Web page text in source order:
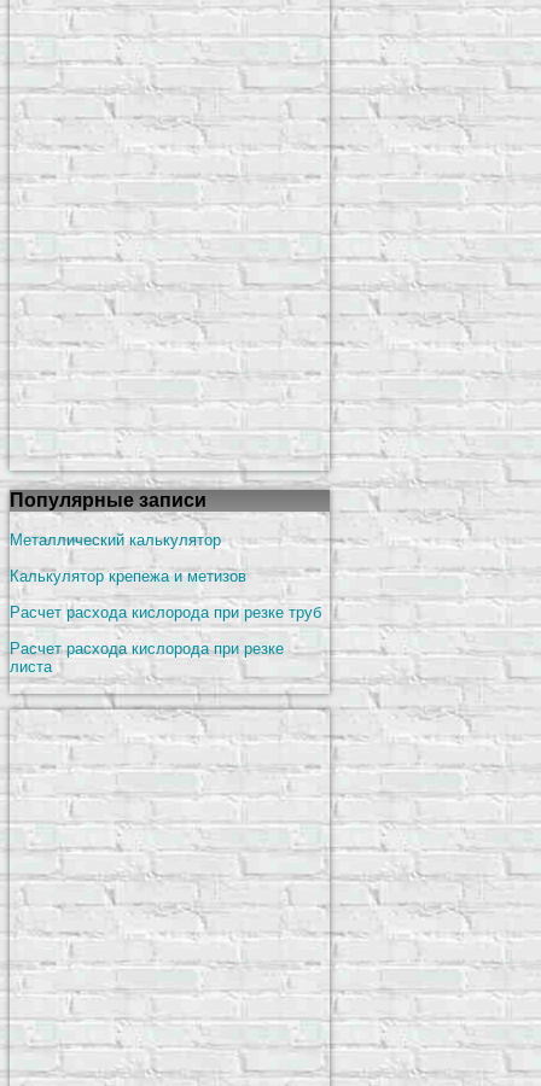
Популярные записи
Металлический калькулятор
Калькулятор крепежа и метизов
Расчет расхода кислорода при резке труб
Расчет расхода кислорода при резке
листа